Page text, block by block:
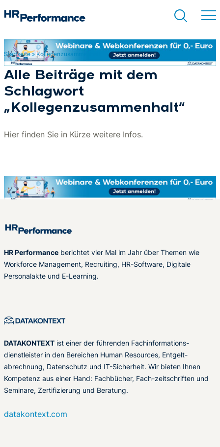
Suchen
Startseite» Kollegenzusammenhalt
Alle Beiträge mit dem
Schlagwort
„Kollegenzusammenhalt“
Hier finden Sie in Kürze weitere Infos.
HR Performance berichtet vier Mal im Jahr über Themen wie
Workforce Management, Recruiting, HR-Software, Digitale
Personalakte und E-Learning.
DATAKONTEXT ist einer der führenden Fachinformations-
dienstleister in den Bereichen Human Resources, Entgelt-
abrechnung, Datenschutz und IT-Sicherheit. Wir bieten Ihnen
Kompetenz aus einer Hand: Fachbücher, Fach-zeitschriften und
Seminare, Zertifizierung und Beratung.
datakontext.com